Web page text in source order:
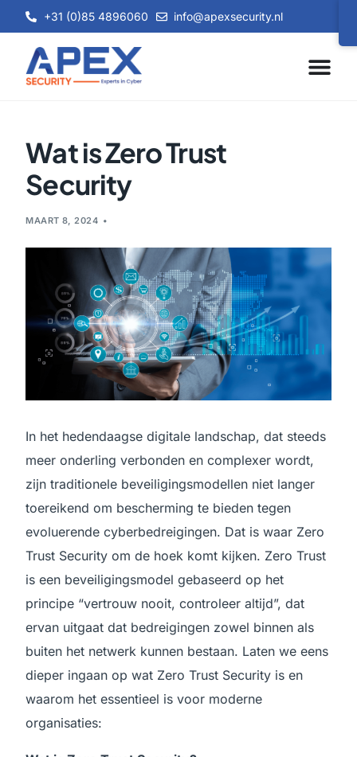
+31 (0)85 4896060 info@apexsecurity.nl
Wat is Zero Trust
Security
MAART 8, 2024
In het hedendaagse digitale landschap, dat steeds
meer onderling verbonden en complexer wordt,
zijn traditionele beveiligingsmodellen niet langer
toereikend om bescherming te bieden tegen
evoluerende cyberbedreigingen. Dat is waar Zero
Trust Security om de hoek komt kijken. Zero Trust
is een beveiligingsmodel gebaseerd op het
principe “vertrouw nooit, controleer altijd”, dat
ervan uitgaat dat bedreigingen zowel binnen als
buiten het netwerk kunnen bestaan. Laten we eens
dieper ingaan op wat Zero Trust Security is en
waarom het essentieel is voor moderne
organisaties: